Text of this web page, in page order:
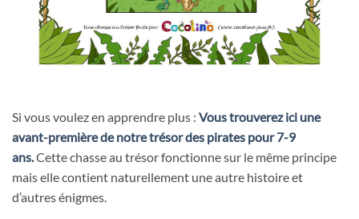
Si vous voulez en apprendre plus : Vous trouverez ici une
avant-première de notre trésor des pirates pour 7-9
ans.Cette chasse au trésor fonctionne sur le même principe
mais elle contient naturellement une autre histoire et
d’autres énigmes.